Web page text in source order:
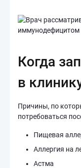
Когда
в
Причины, по
потребоваться
Пищевая
Аллергия на
Астма